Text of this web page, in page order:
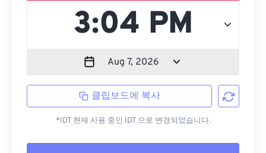
클립보드에 복사
*IDT 현재 사용 중인 IDT 으로 변경되었습니다.